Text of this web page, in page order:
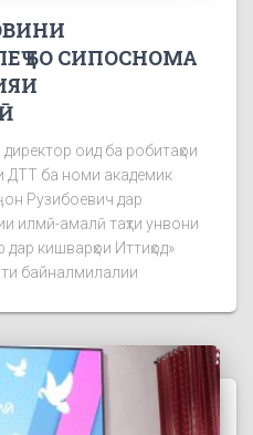
БО СИПОСНОМА
оид ба робитаҳои
ДТТ ба номи академик
Рузибоевич дар
илмӣ-амалӣ таҳти унвони
кишварҳои Иттиҳод»
байналмилалии